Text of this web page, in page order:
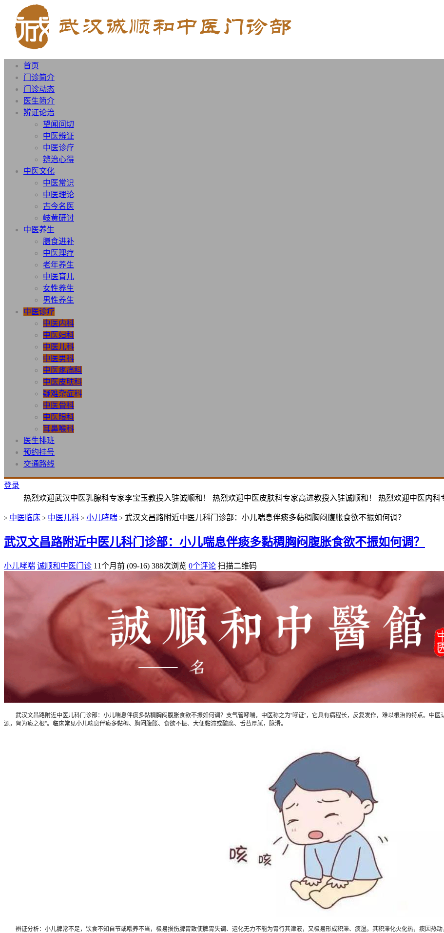
首页
门诊简介
门诊动态
医生简介
辨证论治
望闻问切
中医辨证
中医诊疗
辨治心得
中医文化
中医常识
中医理论
古今名医
岐黄研讨
中医养生
膳食进补
中医理疗
老年养生
中医育儿
女性养生
男性养生
中医诊疗
中医内科
中医妇科
中医儿科
中医男科
中医疼痛科
中医皮肤科
疑难杂症科
中医骨科
中医眼科
耳鼻喉科
医生排班
预约挂号
交通路线
登录
热烈欢迎武汉中医乳腺科专家李宝玉教授入驻诚顺和！ 热烈欢迎中医皮肤科专家高进教授入驻诚顺和！ 热烈欢迎中医内科
> 中医临床 > 中医儿科 > 小儿哮喘 > 武汉文昌路附近中医儿科门诊部：小儿喘息伴痰多黏稠胸闷腹胀食欲不振如何调？
武汉文昌路附近中医儿科门诊部：小儿喘息伴痰多黏稠胸闷腹胀食欲不振如何调？
小儿哮喘 诚顺和中医门诊 11个月前 (09-16) 388次浏览 0个评论 扫描二维码
武汉文昌路附近中医儿科门诊部：小儿喘息伴痰多黏稠胸闷腹胀食欲不振如何调？支气管哮喘，中医称之为“哮证”，它具有病程长，反复发作，难以根治的特点。中医
源，肾为痰之根”。临床常见小儿喘息伴痰多黏稠、胸闷腹胀、食欲不振、大便黏滞或酸腐、舌苔厚腻，脉滑。
辨证分析：小儿脾常不足，饮食不知自节或喂养不当，极易损伤脾胃致使脾胃失调、运化无力不能为胃行其津液，又极易形成积滞、痰湿。其积滞化火化热，痰因热